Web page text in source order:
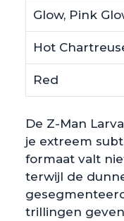
Glow, Pink
Hot
Red
De Z-Man
je extreem
formaat valt
terwijl de
trillingen